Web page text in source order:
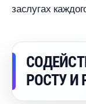
заслугах
РОСТУ И